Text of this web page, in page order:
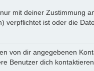
mit deiner Zustimmung
ist oder die
von dir angegebenen
Benutzer dich